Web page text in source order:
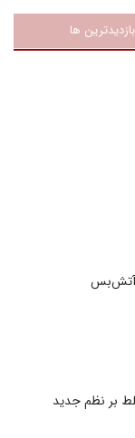
ها
آتش‌بس
بر نظم جدید